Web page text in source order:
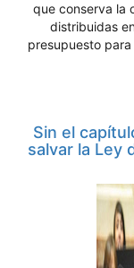
que conserva la
distribuidas
presupuesto
Sin el
salvar la Ley